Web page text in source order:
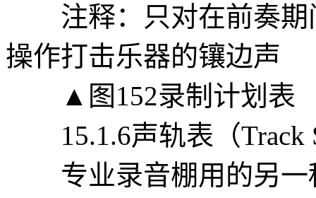
注释：只对在前奏期
操作打击乐器的镶边声
▲图152录制计划表
15.1.6声轨表（Track
专业录音棚用的另一